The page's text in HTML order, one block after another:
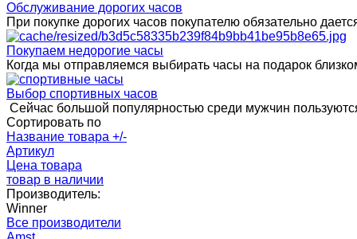
Обслуживание дорогих часов
При покупке дорогих часов покупателю обязательно
Покупаем недорогие часы
Когда мы отправляемся выбирать часы на подарок
Выбор спортивных часов
Сейчас большой популярностью среди мужчин
Сортировать по
Название товара +/-
Артикул
Цена товара
товар в наличии
Производитель:
Winner
Все производители